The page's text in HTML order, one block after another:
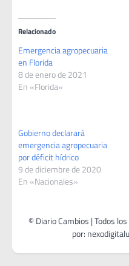
Relacionado
Emergencia agropecuaria
en Florida
8 de enero de 2021
En «Florida»
Gobierno declarará
emergencia agropecuaria
por déficit hídrico
9 de diciembre de 2020
En «Nacionales»